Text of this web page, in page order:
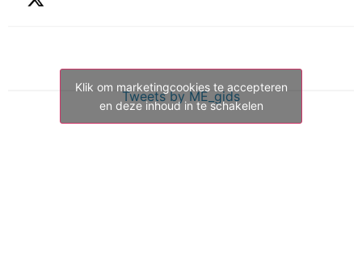
Tweets by ME_gids
Klik om marketingcookies te accepteren
en deze inhoud in te schakelen